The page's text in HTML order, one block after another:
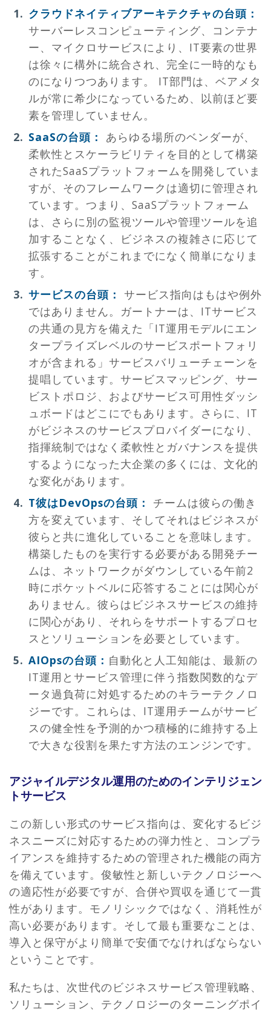
クラウドネイティブアーキテクチャの台頭：
サーバーレスコンピューティング、コンテナ
ー、マイクロサービスにより、IT要素の世界
は徐々に構外に統合され、完全に一時的なも
のになりつつあります。 IT部門は、ベアメタ
ルが常に希少になっているため、以前ほど要
素を管理していません。
SaaSの台頭：
あらゆる場所のベンダーが、
柔軟性とスケーラビリティを目的として構築
されたSaaSプラットフォームを開発していま
すが、そのフレームワークは適切に管理され
ています。つまり、SaaSプラットフォーム
は、さらに別の監視ツールや管理ツールを追
加することなく、ビジネスの複雑さに応じて
拡張することがこれまでになく簡単になりま
す。
サービスの台頭： サービス指向はもはや例外
ではありません。ガートナーは、ITサービス
の共通の見方を備えた「IT運用モデルにエン
タープライズレベルのサービスポートフォリ
オが含まれる」サービスバリューチェーンを
提唱しています。サービスマッピング、サー
ビストポロジ、およびサービス可用性ダッシ
ュボードはどこにでもあります。さらに、IT
がビジネスのサービスプロバイダーになり、
指揮統制ではなく柔軟性とガバナンスを提供
するようになった大企業の多くには、文化的
な変化があります。
T彼はDevOpsの台頭： チームは彼らの働き
方を変えています、そしてそれはビジネスが
彼らと共に進化していることを意味します。
構築したものを実行する必要がある開発チー
ムは、ネットワークがダウンしている午前2
時にポケットベルに応答することには関心が
ありません。彼らはビジネスサービスの維持
に関心があり、それらをサポートするプロセ
スとソリューションを必要としています。
AIOpsの台頭： 自動化と人工知能は、最新の
IT運用とサービス管理に伴う指数関数的なデ
ータ過負荷に対処するためのキラーテクノロ
ジーです。これらは、IT運用チームがサービ
スの健全性を予測的かつ積極的に維持する上
で大きな役割を果たす方法のエンジンです。
アジャイルデジタル運用のためのインテリジェン
トサービス
この新しい形式のサービス指向は、変化するビジ
ネスニーズに対応するための弾力性と、コンプラ
イアンスを維持するための管理された機能の両方
を備えています。俊敏性と新しいテクノロジーへ
の適応性が必要ですが、合併や買収を通じて一貫
性があります。モノリシックではなく、消耗性が
高い必要があります。そして最も重要なことは、
導入と保守がより簡単で安価でなければならない
ということです。
私たちは、次世代のビジネスサービス管理戦略、
ソリューション、テクノロジーのターニングポイ